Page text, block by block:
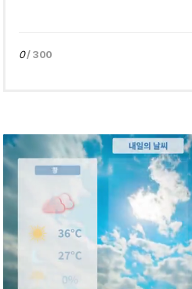
0/ 300